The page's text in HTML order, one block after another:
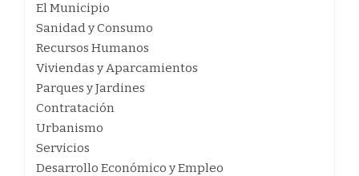
El Municipio
Sanidad y Consumo
Recursos Humanos
Viviendas y Aparcamientos
Parques y Jardines
Contratación
Urbanismo
Servicios
Desarrollo Económico y Empleo